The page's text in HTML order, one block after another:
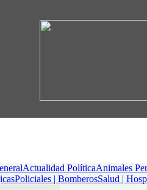
Actualidad PolíticaAnimales
Policiales | BomberosSalud |